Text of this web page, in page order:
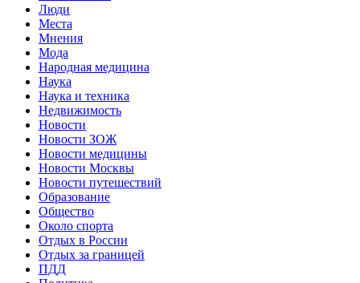
Люди
Места
Мнения
Мода
Народная медицина
Наука
Наука и техника
Недвижимость
Новости
Новости ЗОЖ
Новости медицины
Новости Москвы
Новости путешествий
Образование
Общество
Около спорта
Отдых в России
Отдых за границей
ПДД